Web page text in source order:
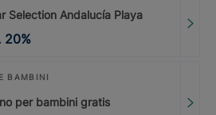
Selection Andalucía Playa
20%
BAMBINI
per bambini gratis